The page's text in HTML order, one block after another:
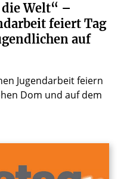
die Welt“ –
feiert Tag
auf
Jugendarbeit feiern
Dom und auf dem